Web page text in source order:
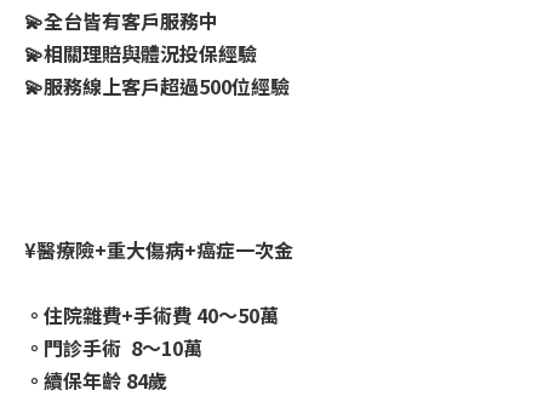
💫全台皆有客戶服務中
💫相關理賠與體況投保經驗
💫服務線上客戶超過500位經驗
¥醫療險+重大傷病+癌症一次金
。住院雜費+手術費 40～50萬
。門診手術 8～10萬
。續保年齡 84歲